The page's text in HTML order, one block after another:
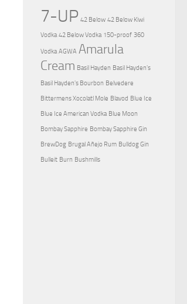
7-UP 42 Below 42 Below Kiwi
Vodka 42 Below Vodka 150-proof 360
Vodka AGWA Amarula
Cream Basil Hayden Basil Hayden's
Basil Hayden's Bourbon Belvedere
Bittermens Xocolatl Mole Blavod Blue Ice
Blue Ice American Vodka Blue Moon
Bombay Sapphire Bombay Sapphire Gin
BrewDog Brugal Añejo Rum Bulldog Gin
Bulleit Burn Bushmills